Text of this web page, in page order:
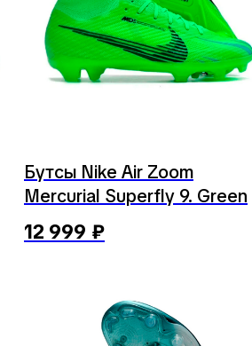
Бутсы Nike Air Zoom
Mercurial Superfly 9. Green
12 999 ₽